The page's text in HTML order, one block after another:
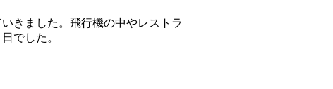
きました。飛行機の中やレストラ
でした。